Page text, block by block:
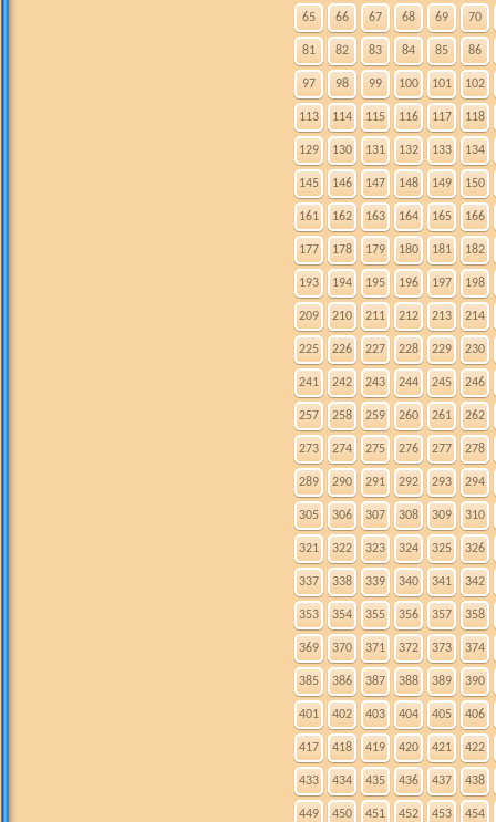
65 66 67 68 69 70
81 82 83 84 85 86
97 98 99 100 101 102
113 114 115 116 117 118
129 130 131 132 133 134
145 146 147 148 149 150
161 162 163 164 165 166
177 178 179 180 181 182
193 194 195 196 197 198
209 210 211 212 213 214
225 226 227 228 229 230
241 242 243 244 245 246
257 258 259 260 261 262
273 274 275 276 277 278
289 290 291 292 293 294
305 306 307 308 309 310
321 322 323 324 325 326
337 338 339 340 341 342
353 354 355 356 357 358
369 370 371 372 373 374
385 386 387 388 389 390
401 402 403 404 405 406
417 418 419 420 421 422
433 434 435 436 437 438
449 450 451 452 453 454